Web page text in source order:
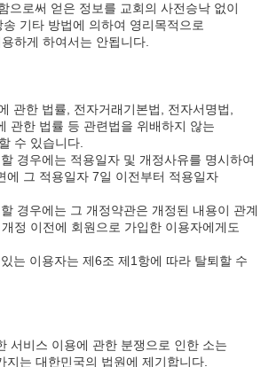
으로써 얻은 정보를 교회의 사전승낙 없이
기타 방법에 의하여 영리목적으로
하게 하여서는 안됩니다.
관한 법률, 전자거래기본법, 전자서명법,
관한 법률 등 관련법을 위배하지 않는
수 있습니다.
경우에는 적용일자 및 개정사유를 명시하여
에 그 적용일자 7일 이전부터 적용일자
경우에는 그 개정약관은 개정된 내용이 관계
정 이전에 회원으로 가입한 이용자에게도
는 이용자는 제6조 제1항에 따라 탈퇴할 수
서비스 이용에 관한 분쟁으로 인한 소는
지는 대한민국의 법원에 제기합니다.